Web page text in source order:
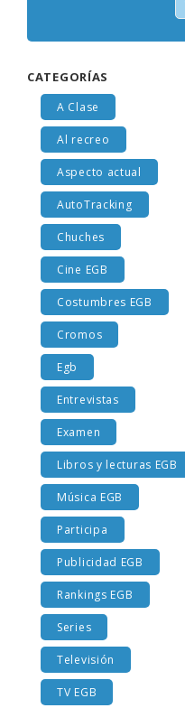
CATEGORÍAS
A Clase
Al recreo
Aspecto actual
AutoTracking
Chuches
Cine EGB
Costumbres EGB
Cromos
Egb
Entrevistas
Examen
Libros y lecturas EGB
Música EGB
Participa
Publicidad EGB
Rankings EGB
Series
Televisión
TV EGB